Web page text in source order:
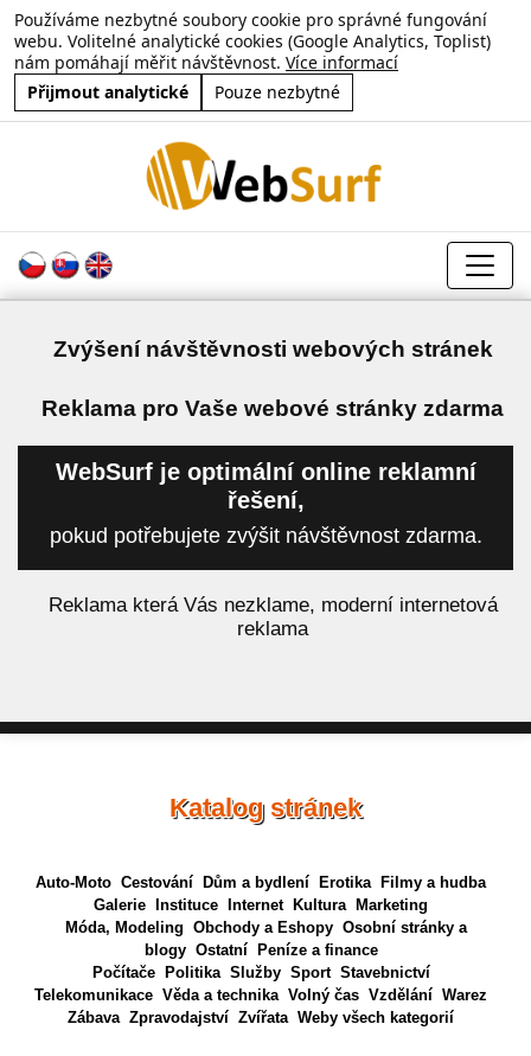
Používáme nezbytné soubory cookie pro správné fungování
webu. Volitelné analytické cookies (Google Analytics, Toplist)
nám pomáhají měřit návštěvnost. Více informací
Přijmout analytické
Pouze nezbytné
Zvýšení návštěvnosti webových stránek
Reklama pro Vaše webové stránky zdarma
WebSurf je optimální online reklamní
řešení,
pokud potřebujete zvýšit návštěvnost zdarma.
Reklama která Vás nezklame, moderní internetová
reklama
Katalog stránek
Auto-Moto Cestování Dům a bydlení Erotika
Filmy a hudba
Galerie
Instituce Internet Kultura
Marketing
Móda, Modeling Obchody a Eshopy Osobní stránky a
blogy Ostatní
Peníze a finance
Počítače
Politika Služby Sport Stavebnictví
Telekomunikace Věda a technika Volný čas Vzdělání Warez
Zábava Zpravodajství Zvířata Weby všech kategorií